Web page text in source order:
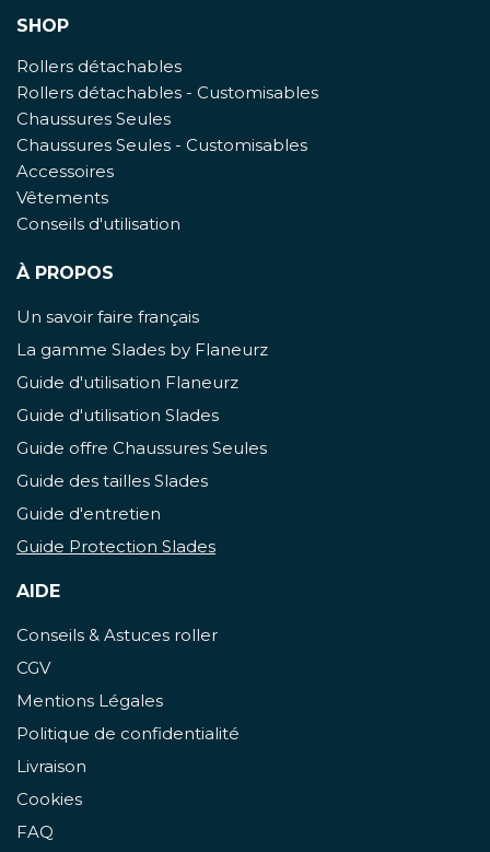
SHOP
Rollers détachables
Rollers détachables - Customisables
Chaussures Seules
Chaussures Seules - Customisables
Accessoires
Vêtements
Conseils d'utilisation
À PROPOS
Un savoir faire français
La gamme Slades by Flaneurz
Guide d'utilisation Flaneurz
Guide d'utilisation Slades
Guide offre Chaussures Seules
Guide des tailles Slades
Guide d'entretien
Guide Protection Slades
AIDE
Conseils & Astuces roller
CGV
Mentions Légales
Politique de confidentialité
Livraison
Cookies
FAQ